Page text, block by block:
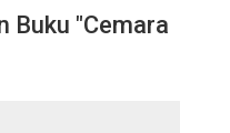
Buku "Cemara